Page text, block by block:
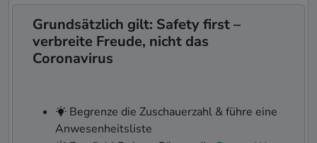
Grundsätzlich gilt: Safety first –
verbreite Freude, nicht das
Coronavirus
Begrenze die Zuschauerzahl & führe eine
Anwesenheitsliste